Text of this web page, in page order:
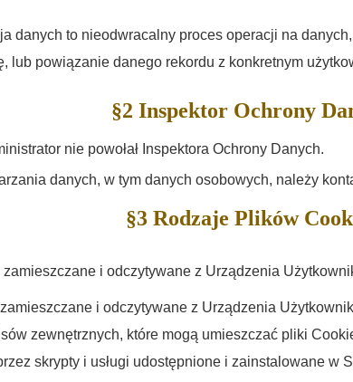
danych to nieodwracalny proces operacji na
lub powiązanie danego rekordu z konkretnym
§2 Inspektor Ochrony
nie powołał Inspektora Ochrony Danych.
danych, w tym danych osobowych, należy
§3 Rodzaje Plików
i odczytywane z Urządzenia
i odczytywane z Urządzenia
zewnętrznych, które mogą umieszczać pliki
skrypty i usługi udostępnione i zainstalowane w